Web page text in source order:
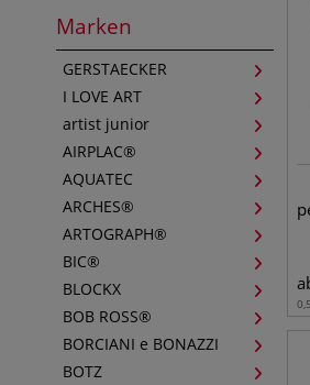
Marken
GERSTAECKER
I LOVE ART
artist junior
AIRPLAC®
AQUATEC
ARCHES®
ARTOGRAPH®
BIC®
BLOCKX
BOB ROSS®
BORCIANI e BONAZZI
BOTZ